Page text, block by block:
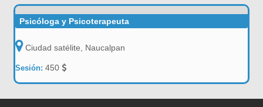
Psicóloga y Psicoterapeuta
Ciudad satélite, Naucalpan
Sesión:450